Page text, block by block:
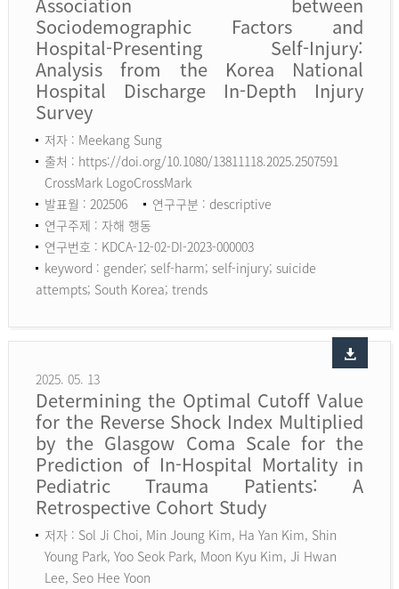
Sociodemographic Factors and
Hospital-Presenting Self-Injury:
Analysis from the Korea National
Hospital Discharge In-Depth Injury
Survey
저자 : Meekang Sung
출처 : https://doi.org/10.1080/13811118.2025.2507591
CrossMark LogoCrossMark
발표월 : 202506
연구구분 : descriptive
연구주제 : 자해 행동
연구번호 : KDCA-12-02-DI-2023-000003
keyword : gender; self-harm; self-injury; suicide
attempts; South Korea; trends
2025. 05. 13
Determining the Optimal Cutoff Value
for the Reverse Shock Index Multiplied
by the Glasgow Coma Scale for the
Prediction of In-Hospital Mortality in
Pediatric Trauma Patients: A
Retrospective Cohort Study
저자 : Sol Ji Choi, Min Joung Kim, Ha Yan Kim, Shin
Young Park, Yoo Seok Park, Moon Kyu Kim, Ji Hwan
Lee, Seo Hee Yoon